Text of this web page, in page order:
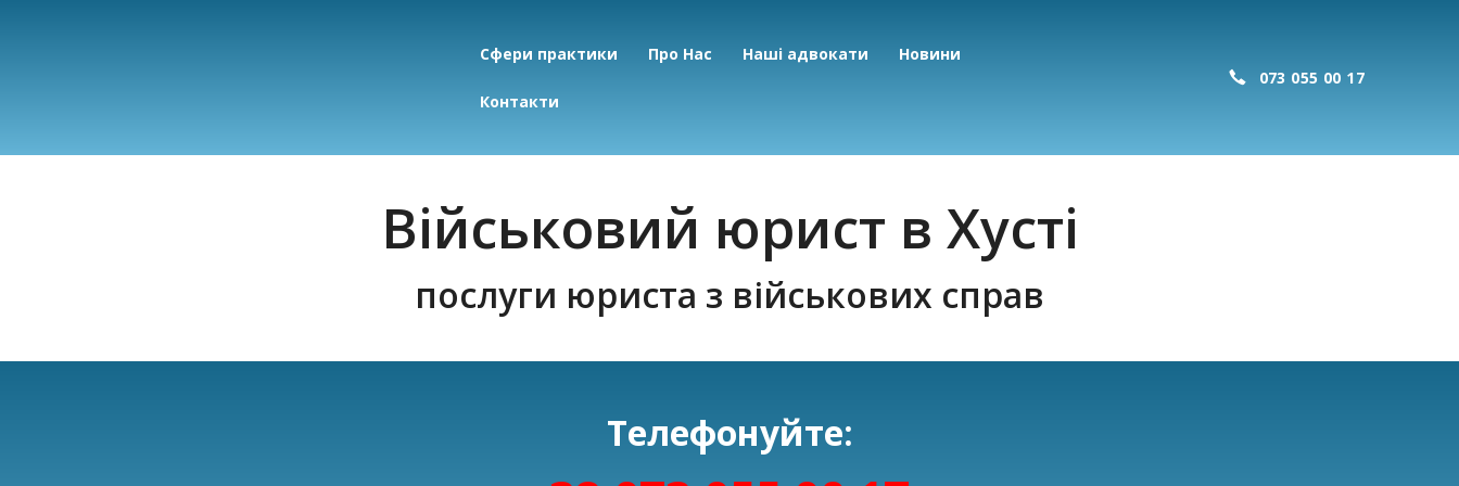
Сфери практики Про Нас Наші адвокати Новини
Контакти
073 055 00 17
Військовий юрист в Хусті
послуги юриста з військових справ
Телефонуйте: